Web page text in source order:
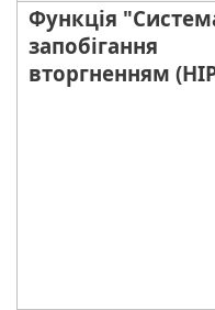
Функція
запобігання
вторгненням